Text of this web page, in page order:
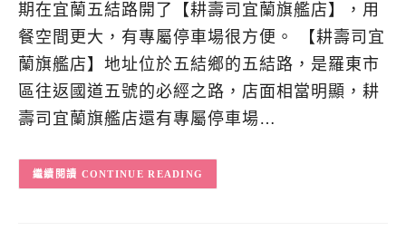
期在宜蘭五結路開了【耕壽司宜蘭旗艦店】，用
餐空間更大，有專屬停車場很方便。 【耕壽司宜
蘭旗艦店】地址位於五結鄉的五結路，是羅東市
區往返國道五號的必經之路，店面相當明顯，耕
壽司宜蘭旗艦店還有專屬停車場…
CONTINUE READING